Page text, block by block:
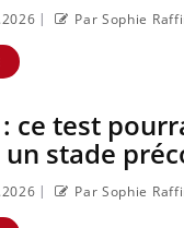
| Par Sophie
ce test
un stade
| Par Sophie